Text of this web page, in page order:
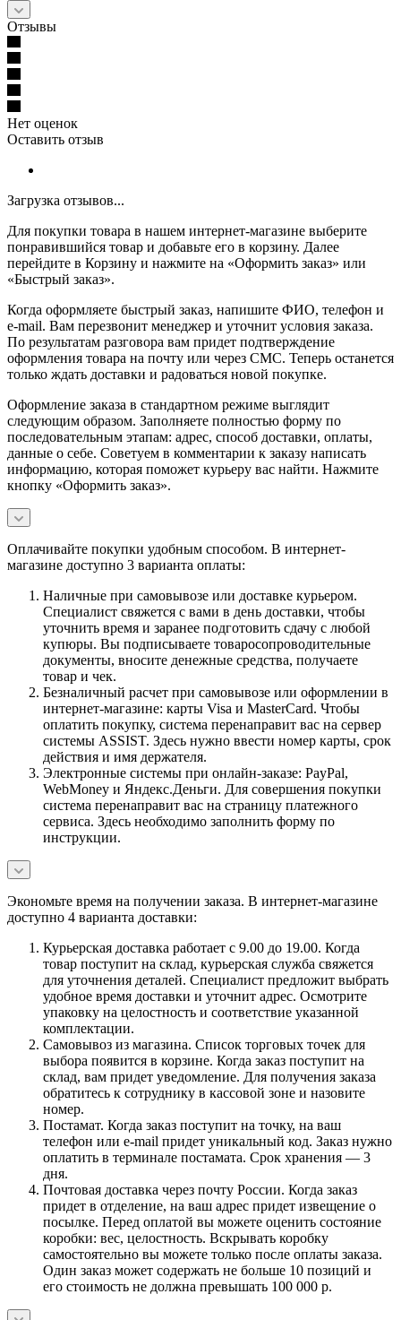
Отзывы
Нет оценок
Оставить отзыв
Загрузка отзывов...
Для покупки товара в нашем интернет-магазине выберите
понравившийся товар и добавьте его в корзину. Далее
перейдите в Корзину и нажмите на «Оформить заказ» или
«Быстрый заказ».
Когда оформляете быстрый заказ, напишите ФИО, телефон и
e-mail. Вам перезвонит менеджер и уточнит условия заказа.
По результатам разговора вам придет подтверждение
оформления товара на почту или через СМС. Теперь останется
только ждать доставки и радоваться новой покупке.
Оформление заказа в стандартном режиме выглядит
следующим образом. Заполняете полностью форму по
последовательным этапам: адрес, способ доставки, оплаты,
данные о себе. Советуем в комментарии к заказу написать
информацию, которая поможет курьеру вас найти. Нажмите
кнопку «Оформить заказ».
Оплачивайте покупки удобным способом. В интернет-
магазине доступно 3 варианта оплаты:
Наличные при самовывозе или доставке курьером.
Специалист свяжется с вами в день доставки, чтобы
уточнить время и заранее подготовить сдачу с любой
купюры. Вы подписываете товаросопроводительные
документы, вносите денежные средства, получаете
товар и чек.
Безналичный расчет при самовывозе или оформлении в
интернет-магазине: карты Visa и MasterCard. Чтобы
оплатить покупку, система перенаправит вас на сервер
системы ASSIST. Здесь нужно ввести номер карты, срок
действия и имя держателя.
Электронные системы при онлайн-заказе: PayPal,
WebMoney и Яндекс.Деньги. Для совершения покупки
система перенаправит вас на страницу платежного
сервиса. Здесь необходимо заполнить форму по
инструкции.
Экономьте время на получении заказа. В интернет-магазине
доступно 4 варианта доставки:
Курьерская доставка работает с 9.00 до 19.00. Когда
товар поступит на склад, курьерская служба свяжется
для уточнения деталей. Специалист предложит выбрать
удобное время доставки и уточнит адрес. Осмотрите
упаковку на целостность и соответствие указанной
комплектации.
Самовывоз из магазина. Список торговых точек для
выбора появится в корзине. Когда заказ поступит на
склад, вам придет уведомление. Для получения заказа
обратитесь к сотруднику в кассовой зоне и назовите
номер.
Постамат. Когда заказ поступит на точку, на ваш
телефон или e-mail придет уникальный код. Заказ нужно
оплатить в терминале постамата. Срок хранения — 3
дня.
Почтовая доставка через почту России. Когда заказ
придет в отделение, на ваш адрес придет извещение о
посылке. Перед оплатой вы можете оценить состояние
коробки: вес, целостность. Вскрывать коробку
самостоятельно вы можете только после оплаты заказа.
Один заказ может содержать не больше 10 позиций и
его стоимость не должна превышать 100 000 р.